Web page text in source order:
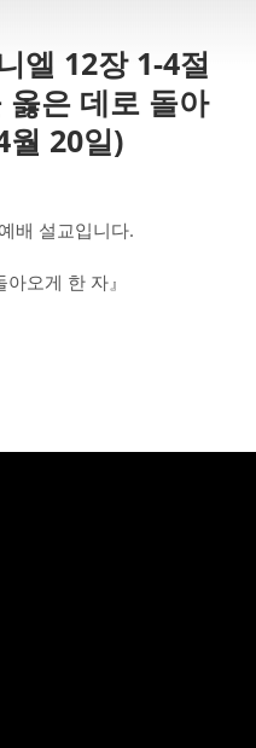
엘 12장 1-4절
은 데로 돌아
월 20일)
배 설교입니다.
오게 한 자』